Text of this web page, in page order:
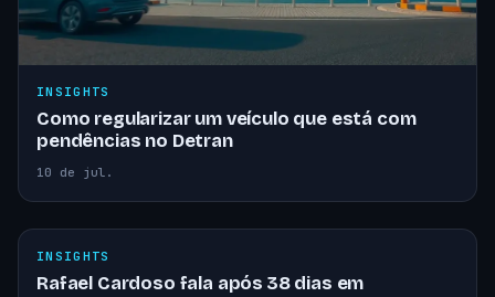
INSIGHTS
Como regularizar um veículo que está com
pendências no Detran
10 de jul.
INSIGHTS
Rafael Cardoso fala após 38 dias em